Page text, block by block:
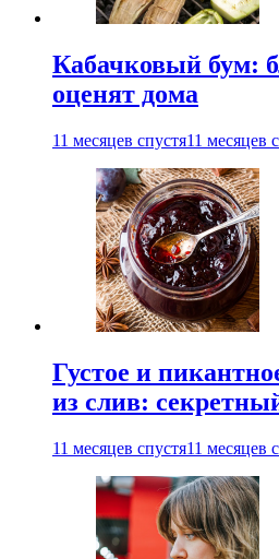
Кабачковый бум:
оценят дома
11 месяцев спустя11 месяцев
Густое и
из слив:
11 месяцев спустя11 месяцев